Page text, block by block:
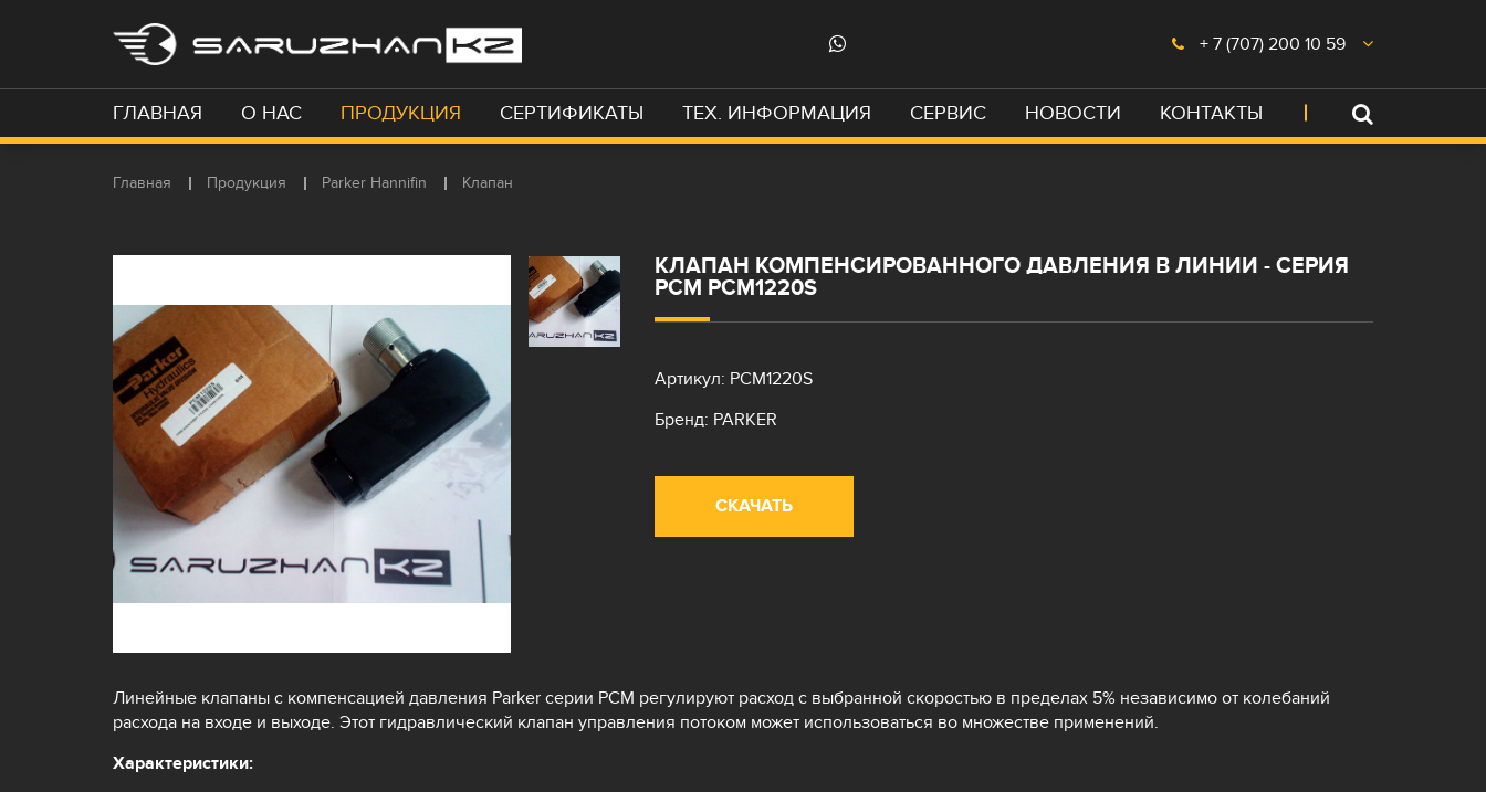
+ 7 (707) 200 10 59
ГЛАВНАЯ О НАС ПРОДУКЦИЯ СЕРТИФИКАТЫ ТЕХ. ИНФОРМАЦИЯ СЕРВИС НОВОСТИ КОНТАКТЫ
Главная Продукция Parker Hannifin Клапан
КЛАПАН КОМПЕНСИРОВАННОГО ДАВЛЕНИЯ В ЛИНИИ - СЕРИЯ
PCM PCM1220S
Артикул: PCM1220S
Бренд: PARKER
СКАЧАТЬ
Линейные клапаны с компенсацией давления Parker серии PCM регулируют расход с выбранной скоростью в пределах 5% независимо от колебаний
расхода на входе и выходе. Этот гидравлический клапан управления потоком может использоваться во множестве применений.
Характеристики: